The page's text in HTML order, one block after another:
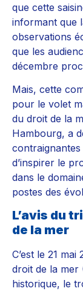
que cette
informant que
observations
que les
décembre
Mais, cette
pour le volet
du droit de la
Hambourg, a
d’inspirer le
dans le
postes des
L’avis du
de la mer
C’est le 21
droit de la mer
historique, le